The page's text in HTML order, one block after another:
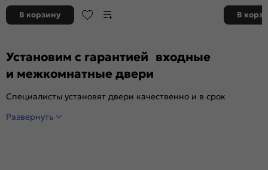
В корзину
с ночной
В
Установим с гарантией входные
и межкомнатные двери
Специалисты установят двери качественно и в срок
Развернуть